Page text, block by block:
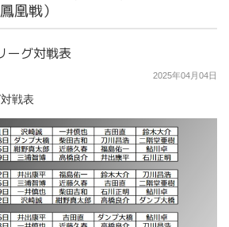
凰戦）
ーグ対戦表
2025年04月04日
戦表